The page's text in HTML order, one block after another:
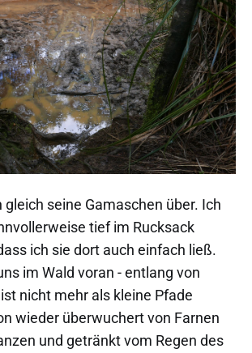
gleich seine Gamaschen über. Ich
tief im Rucksack
ich sie dort auch einfach ließ.
im Wald voran - entlang von
nicht mehr als kleine Pfade
wieder überwuchert von Farnen
und getränkt vom Regen des